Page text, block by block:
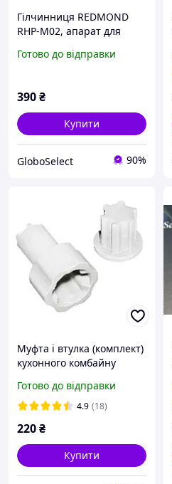
Гілчинниця REDMOND
RHP-M02, апарат для
Редмонд GS227
Готово до відправки
390₴
Купити
GloboSelect 90%
Муфта і втулка (комплект)
кухонного комбайну
K650,K750, BRAUN
CombiMax, Multiquick 5 та
Готово до відправки
4.9 (18)
220₴
Купити